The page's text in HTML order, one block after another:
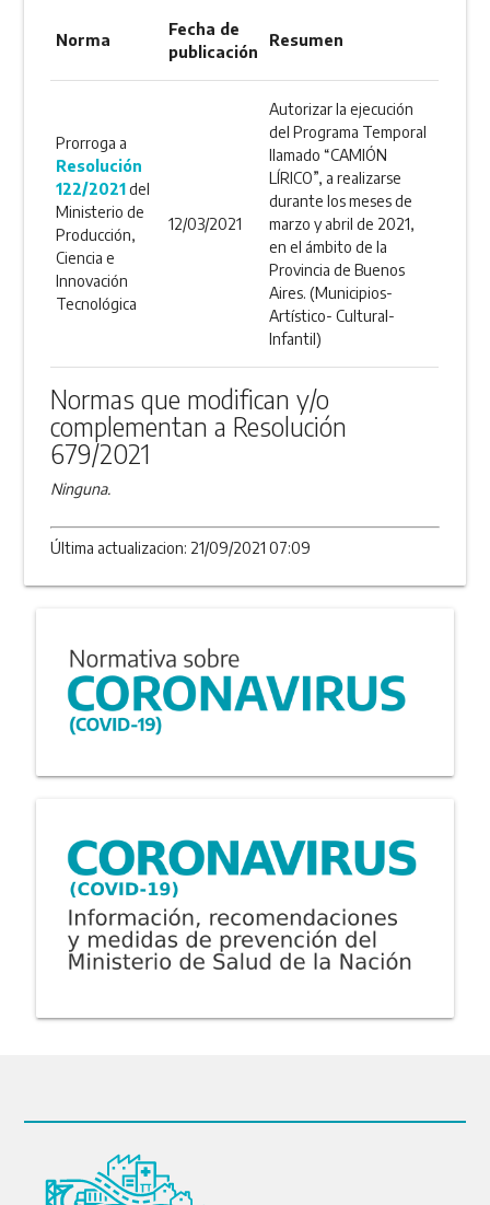
Norma
Fecha de
publicación
Resumen
Prorroga a
Resolución
122/2021del
Ministerio de
Producción,
Ciencia e
Innovación
Tecnológica
12/03/2021
Autorizar la ejecución
del Programa Temporal
llamado “CAMIÓN
LÍRICO”, a realizarse
durante los meses de
marzo y abril de 2021,
en el ámbito de la
Provincia de Buenos
Aires. (Municipios-
Artístico- Cultural-
Infantil)
Normas que modifican y/o
complementan a Resolución
679/2021
Ninguna.
Última actualizacion: 21/09/2021 07:09